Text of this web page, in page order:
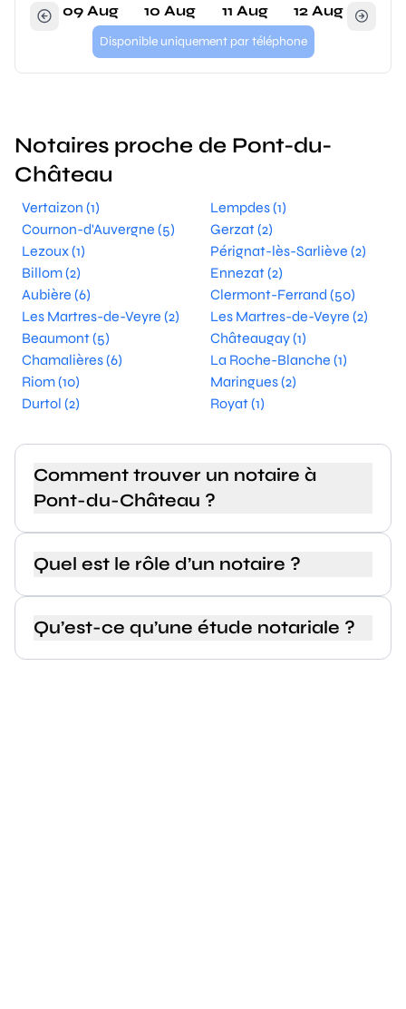
09 Aug
10 Aug
11 Aug
12 Aug
Disponible uniquement par téléphone
Notaires proche de Pont-du-
Château
Vertaizon (1)
Lempdes (1)
Cournon-d'Auvergne (5)
Gerzat (2)
Lezoux (1)
Pérignat-lès-Sarliève (2)
Billom (2)
Ennezat (2)
Aubière (6)
Clermont-Ferrand (50)
Les Martres-de-Veyre (2)
Les Martres-de-Veyre (2)
Beaumont (5)
Châteaugay (1)
Chamalières (6)
La Roche-Blanche (1)
Riom (10)
Maringues (2)
Durtol (2)
Royat (1)
Comment trouver un notaire à
Pont-du-Château ?
Quel est le rôle d’un notaire ?
Qu’est-ce qu’une étude notariale ?